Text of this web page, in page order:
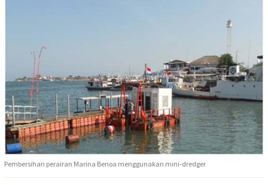
Pembersihan perairan Marina Benoa menggunakan mini-dredger